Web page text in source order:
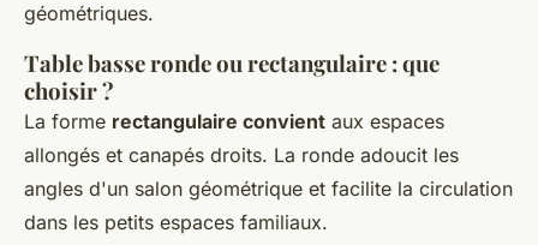
géométriques.
Table basse ronde ou rectangulaire : que
choisir ?
La forme rectangulaire convient aux espaces
allongés et canapés droits. La ronde adoucit les
angles d'un salon géométrique et facilite la circulation
dans les petits espaces familiaux.